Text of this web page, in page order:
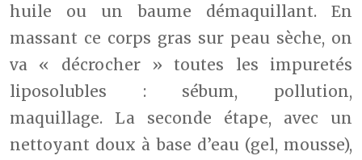
huile ou un baume démaquillant. En
massant ce corps gras sur peau sèche, on
va « décrocher » toutes les impuretés
liposolubles : sébum, pollution,
maquillage. La seconde étape, avec un
nettoyant doux à base d’eau (gel, mousse),